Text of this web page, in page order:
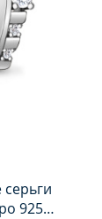
925